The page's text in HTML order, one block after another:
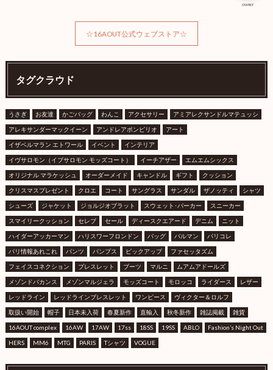
owner
☆16AOUT公式ウェブストア☆
タグクラウド
うさぎ お友達 かごバッグ わんこ アクセサリー アミアレクサンドルマテュッシ
アレキサンダーマックイーン アンドレアポンピリオ アート
イザベルマラン エトワール イベント インテリア
イヴサロモン（イブサロモン モッズコート） イーチアザー エムエムシックス
オリジナル マラケッシュ オーダーメイド キャンドル ギフト クッション
クリスマスプレゼント クロエ コート サングラス サンダル ザノッティ シャツ
シューズ ジャケット ジョルジオブラット スウェット･パーカー スニーカー
スマイリークッション セレブ セール ディースクエアード デニム ニット
ハイダーアッカーマン ハリスワーフロンドン バッグ バルマン パリコレ
パリ情報あれこれ パンツ パンプス ピックアップ ファセッタズム
フェイスコネクション ブレスレット ブーツ マルニ ムアムアドールズ
メゾンドバカンス メゾンマルジェラ モッズコート モロッコ ライダース レザー
レッドライン レッドラインブレスレット ワンピース ヴィクター＆ロルフ
取扱い開始 帽子 日本未入荷 春夏新作 直輸入 秋冬新作 雑誌掲載 雑貨
16AOUT complex 16AW 17AW 17ss 18SS 19SS ABLO Fashion’s Night Out
HERS MM6 MTG PARIS Tシャツ VOGUE